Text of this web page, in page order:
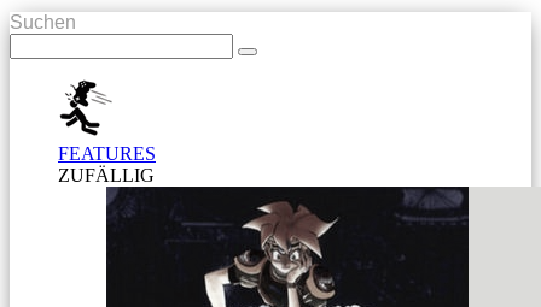
Suchen
FEATURES
ZUFÄLLIG